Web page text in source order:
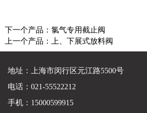
下一个产品： 氯气专用截止阀
上一个产品： 上、下展式放料阀
地址：上海市闵行区元江路5500号
电话：021-55522212
手机：15000599915